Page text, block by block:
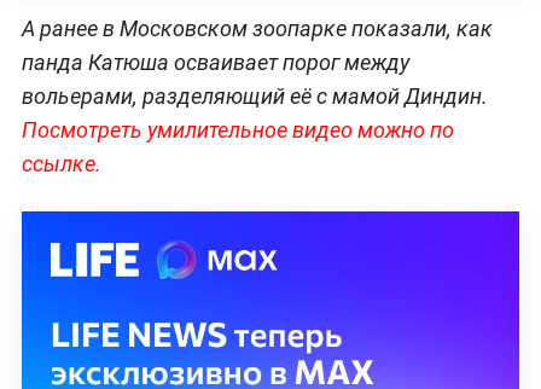
А ранее в Московском зоопарке показали, как
панда Катюша осваивает порог между
вольерами, разделяющий её с мамой Диндин.
Посмотреть умилительное видео можно по
ссылке.